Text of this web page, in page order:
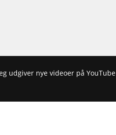
udgiver nye videoer på YouTube